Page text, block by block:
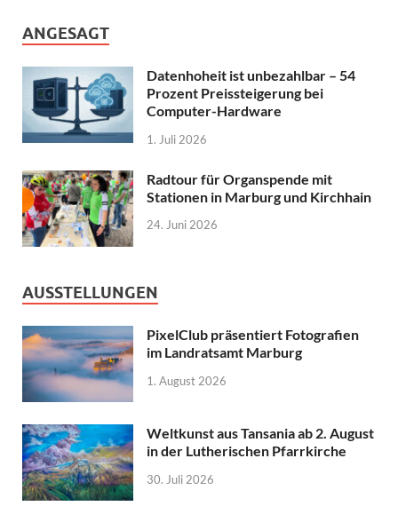
ANGESAGT
Datenhoheit ist unbezahlbar – 54
Prozent Preissteigerung bei
Computer-Hardware
1. Juli 2026
Radtour für Organspende mit
Stationen in Marburg und Kirchhain
24. Juni 2026
AUSSTELLUNGEN
PixelClub präsentiert Fotografien
im Landratsamt Marburg
1. August 2026
Weltkunst aus Tansania ab 2. August
in der Lutherischen Pfarrkirche
30. Juli 2026